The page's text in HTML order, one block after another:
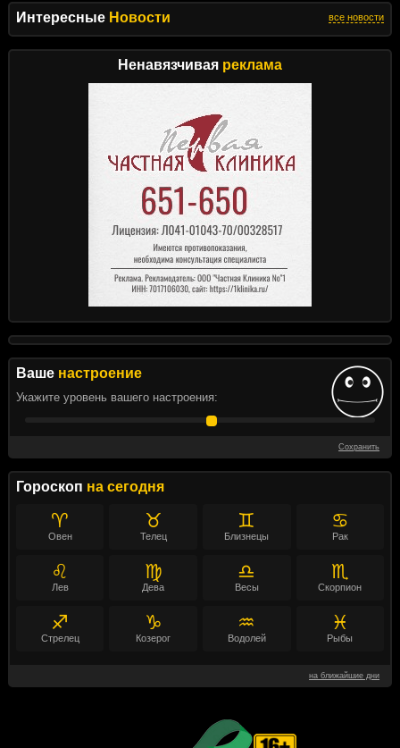
Интересные Новости все новости
Ненавязчивая реклама
Ваше настроение
Укажите уровень вашего настроения:
Сохранить
Гороскоп на сегодня
♈
Овен
♉
Телец
♊
Близнецы
♋
Рак
♌
Лев
♍
Дева
♎
Весы
♏
Скорпион
♐
Стрелец
♑
Козерог
♒
Водолей
♓
Рыбы
на ближайшие дни